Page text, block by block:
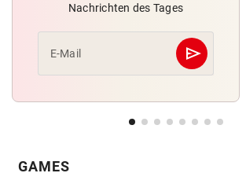
Nachrichten des Tages
E-Mail send
Abschicken
GAMES